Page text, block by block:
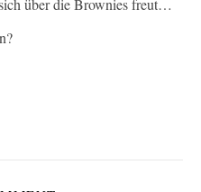
über die Brownies freut…